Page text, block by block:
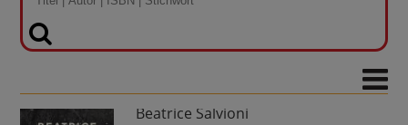
Beatrice Salvioni